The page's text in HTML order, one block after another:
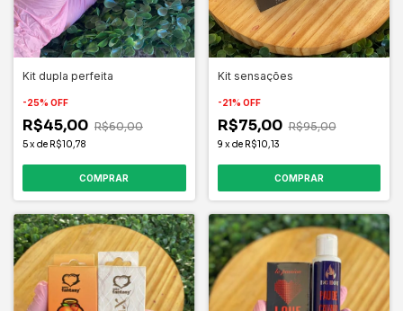
Kit dupla perfeita
-25% OFF
R$45,00 R$60,00
5xde R$10,78
Kit sensações
-21% OFF
R$75,00 R$95,00
9 xde R$10,13